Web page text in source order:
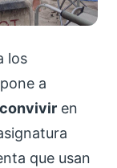
los
a
en
que usan